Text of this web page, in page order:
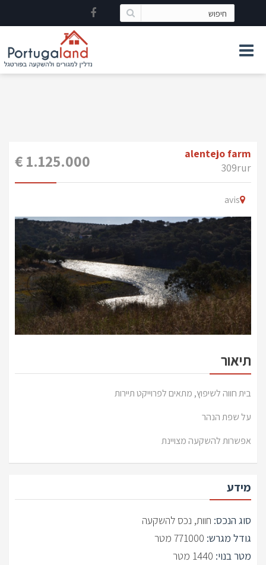
alentejo farm
309rur
1.125.000 €
avis
Previous
תיאור
בית חווה לשיפוץ, מתאים לפרוייקט תיירות
על שפת הנהר
אפשרות להשקעה מצויינת
מידע
סוג הנכס: חוות, נכס להשקעה
גודל מגרש: 771000 מטר
מטר בנוי: 1440 מטר